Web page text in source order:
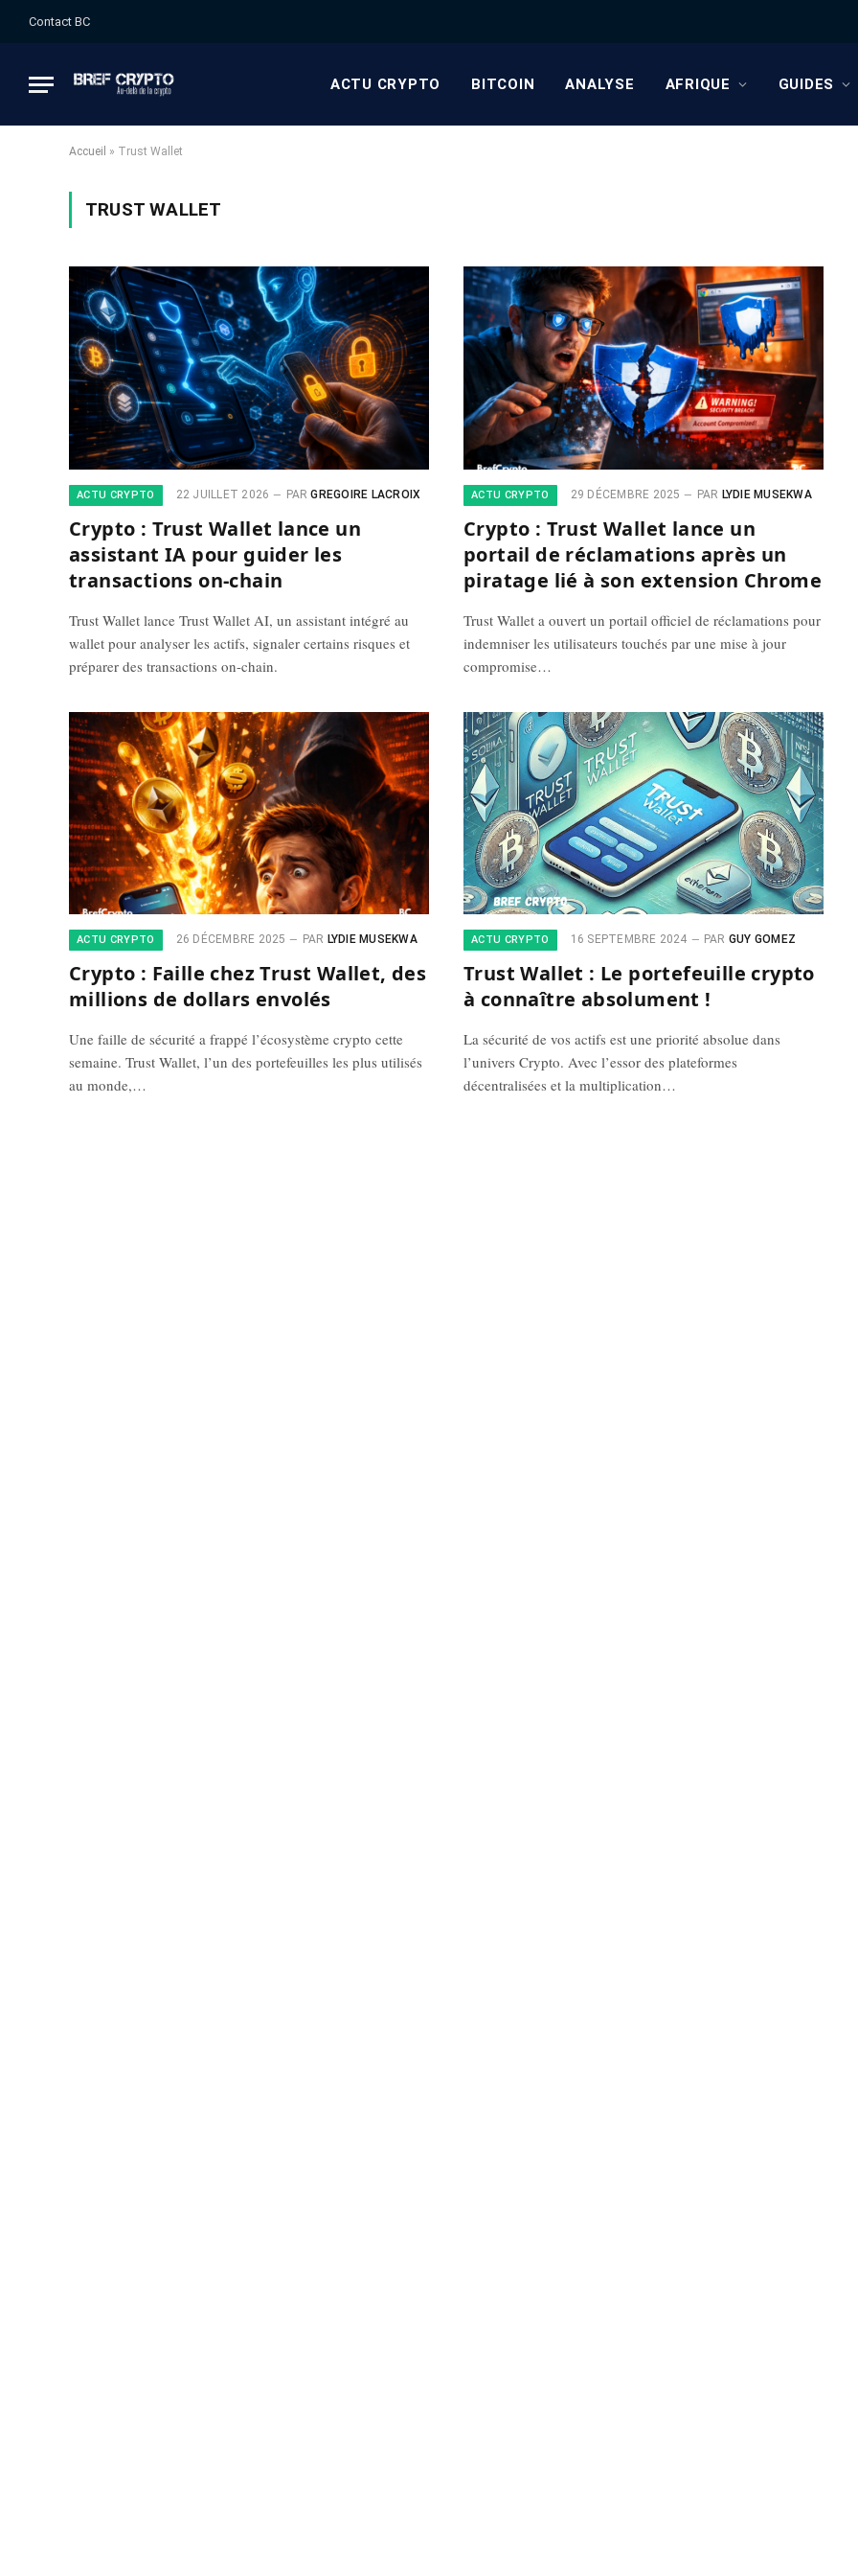
Contact BC
ACTU CRYPTO BITCOIN ANALYSE AFRIQUE GUIDES
Accueil » Trust Wallet
TRUST WALLET
ACTU CRYPTO 22 JUILLET 2026 PAR GREGOIRE LACROIX
Crypto : Trust Wallet lance un
assistant IA pour guider les
transactions on-chain
Trust Wallet lance Trust Wallet AI, un assistant intégré au
wallet pour analyser les actifs, signaler certains risques et
préparer des transactions on-chain.
ACTU CRYPTO 29 DÉCEMBRE 2025 PAR LYDIE MUSEKWA
Crypto : Trust Wallet lance un
portail de réclamations après un
piratage lié à son extension Chrome
Trust Wallet a ouvert un portail officiel de réclamations pour
indemniser les utilisateurs touchés par une mise à jour
compromise…
ACTU CRYPTO 26 DÉCEMBRE 2025 PAR LYDIE MUSEKWA
Crypto : Faille chez Trust Wallet, des
millions de dollars envolés
Une faille de sécurité a frappé l’écosystème crypto cette
semaine. Trust Wallet, l’un des portefeuilles les plus utilisés
au monde,…
ACTU CRYPTO 16 SEPTEMBRE 2024 PAR GUY GOMEZ
Trust Wallet : Le portefeuille crypto
à connaître absolument !
La sécurité de vos actifs est une priorité absolue dans
l’univers Crypto. Avec l’essor des plateformes
décentralisées et la multiplication…